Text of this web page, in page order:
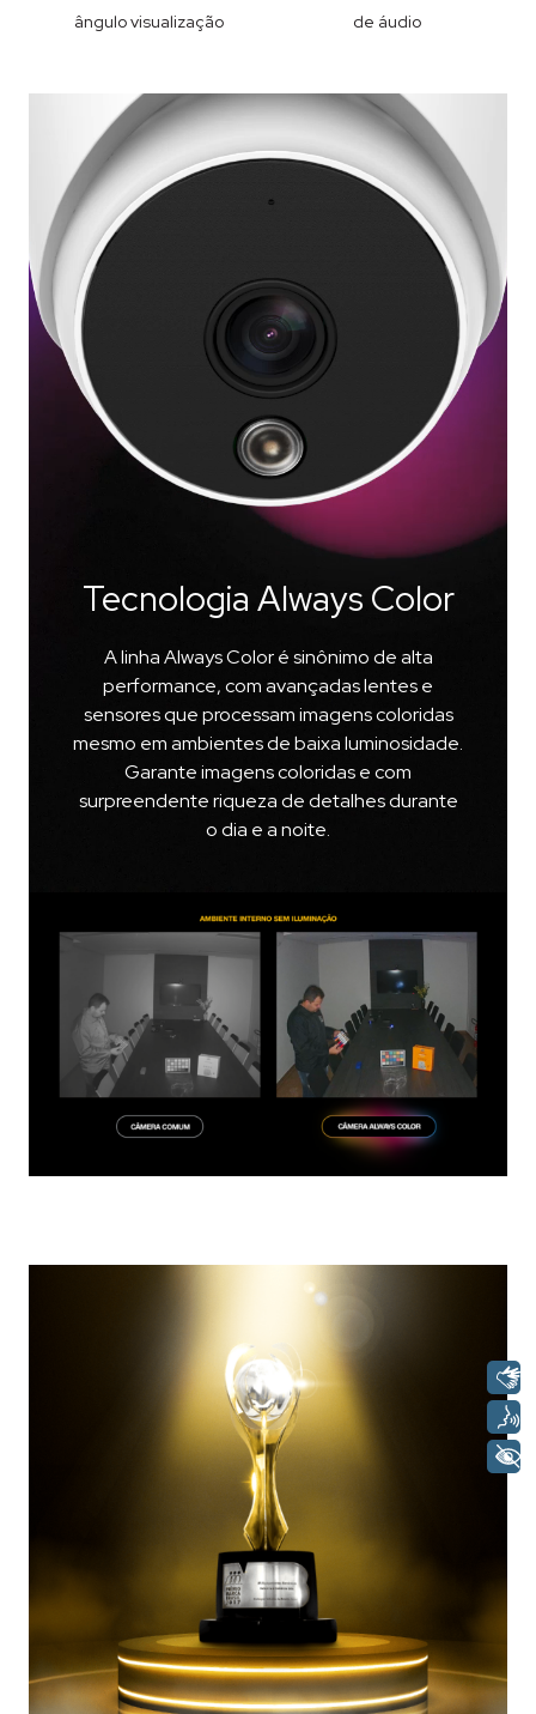
ângulo visualização de áudio
Descrição
Tecnologia Always Color
A linha Always Color é sinônimo de alta
performance, com avançadas lentes e
sensores que processam imagens coloridas
mesmo em ambientes de baixa luminosidade.
Garante imagens coloridas e com
surpreendente riqueza de detalhes durante
o dia e a noite.